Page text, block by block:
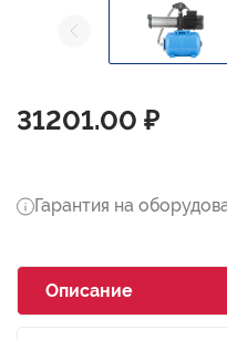
31201.00 ₽
Гарантия на
Описание